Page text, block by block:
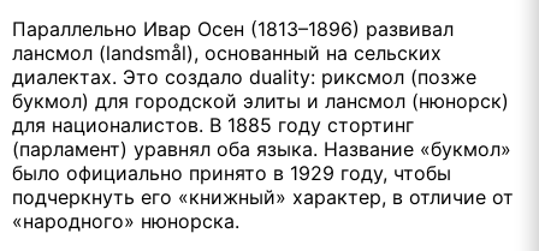
Параллельно Ивар Осен (1813–1896) развивал
лансмол (landsmål), основанный на сельских
диалектах. Это создало duality: риксмол (позже
букмол) для городской элиты и лансмол (нюнорск)
для националистов. В 1885 году стортинг
(парламент) уравнял оба языка. Название «букмол»
было официально принято в 1929 году, чтобы
подчеркнуть его «книжный» характер, в отличие от
«народного» нюнорска.